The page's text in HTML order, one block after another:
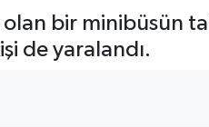
bir minibüsün
de yaralandı.